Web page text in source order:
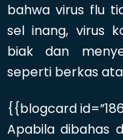
bahwa virus flu
sel inang, virus
biak dan
seperti berkas
{{blogcard
Apabila dibahas